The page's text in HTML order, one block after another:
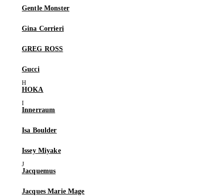
Gentle Monster
Gina Corrieri
GREG ROSS
Gucci
HOKA
Innerraum
Isa Boulder
Issey Miyake
Jacquemus
Jacques Marie Mage